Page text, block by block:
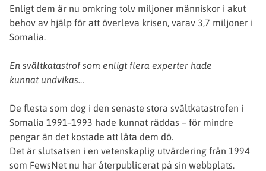
Enligt dem är nu omkring tolv miljoner människor i akut
behov av hjälp för att överleva krisen, varav 3,7 miljoner i
Somalia.
En svältkatastrof som enligt flera experter hade
kunnat undvikas…
De flesta som dog i den senaste stora svältkatastrofen i
Somalia 1991–1993 hade kunnat räddas – för mindre
pengar än det kostade att låta dem dö.
Det är slutsatsen i en vetenskaplig utvärdering från 1994
som FewsNet nu har återpublicerat på sin webbplats.